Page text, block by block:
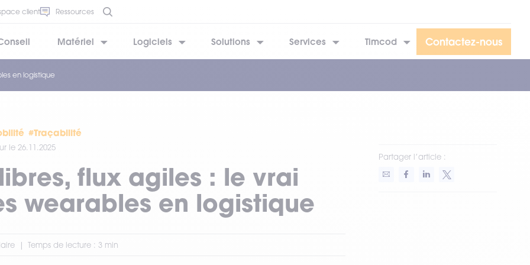
client Ressources
Matériel Logiciels Solutions Services Timcod Contactez-nous
en logistique
Partager l’article :
#Traçabilité
le 26.11.2025
flux agiles : le vrai
wearables en logistique
Temps de lecture : 3 min